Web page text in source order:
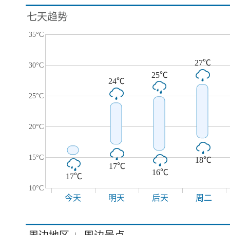
七天趋势
35°C
30°C
25°C
20°C
15°C
10°C
17℃
24℃
17℃
25℃
16℃
27℃
18℃
今天 明天 后天 周二